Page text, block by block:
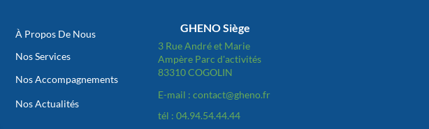
À Propos De Nous
Nos Services
Nos Accompagnements
Nos Actualités
GHENO Siège
3 Rue André et Marie
Ampère Parc d'activités
83310 COGOLIN
E-mail : contact@gheno.fr
tél : 04.94.54.44.44